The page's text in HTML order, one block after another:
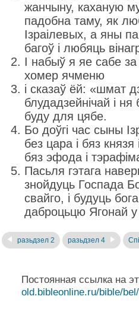
жанчыну, каханую
падобна таму, як
Ізраілевых, а яны
багоў і любяць
І набыў я яе сабе за
хомер ячменю
і сказаў ёй: «шмат
блудадзейнічай і
буду для цябе.
Бо доўгі час сыны
без цара і бяз
бяз эфода і
Пасьля гэтага
знойдуць Госпада
свайго, і будуць
даброцьцю Ягонай у
разьдзел 2 разьдзел 4
Постоянная ссылка на
old.bibleonline.ru/bible/